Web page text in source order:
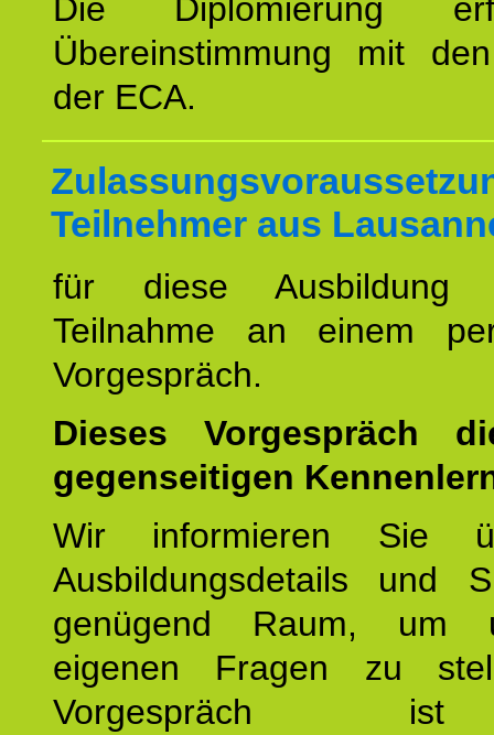
Die Diplomierung
Übereinstimmung mit
der ECA.
Teilnehmer aus
für diese
Teilnahme an einem
Vorgespräch.
Dieses Vorgespräch
gegenseitigen
Wir informieren Sie
Ausbildungsdetails und
genügend Raum, um
eigenen Fragen zu